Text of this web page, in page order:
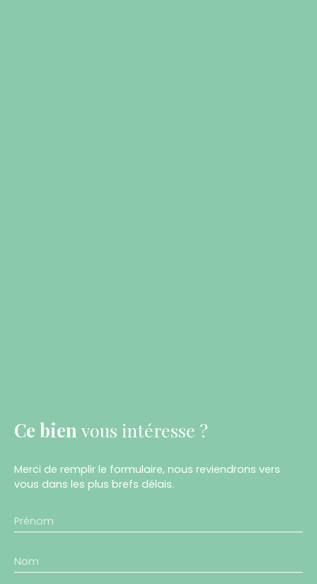
Ce bien vous intéresse ?
Merci de remplir le formulaire, nous reviendrons vers
vous dans les plus brefs délais.
Prénom
Nom